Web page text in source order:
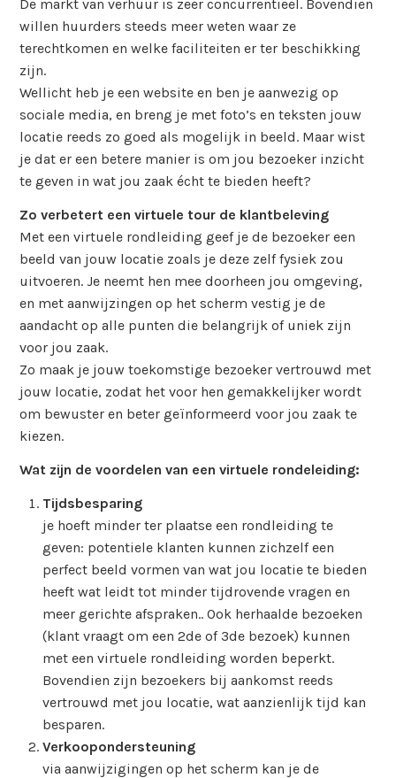
De markt van verhuur is zeer concurrentieel. Bovendien
willen huurders steeds meer weten waar ze
terechtkomen en welke faciliteiten er ter beschikking
zijn.
Wellicht heb je een website en ben je aanwezig op
sociale media, en breng je met foto’s en teksten jouw
locatie reeds zo goed als mogelijk in beeld. Maar wist
je dat er een betere manier is om jou bezoeker inzicht
te geven in wat jou zaak écht te bieden heeft?
Zo verbetert een virtuele tour de klantbeleving
Met een virtuele rondleiding geef je de bezoeker een
beeld van jouw locatie zoals je deze zelf fysiek zou
uitvoeren. Je neemt hen mee doorheen jou omgeving,
en met aanwijzingen op het scherm vestig je de
aandacht op alle punten die belangrijk of uniek zijn
voor jou zaak.
Zo maak je jouw toekomstige bezoeker vertrouwd met
jouw locatie, zodat het voor hen gemakkelijker wordt
om bewuster en beter geïnformeerd voor jou zaak te
kiezen.
Wat zijn de voordelen van een virtuele rondeleiding:
Tijdsbesparing
je hoeft minder ter plaatse een rondleiding te
geven: potentiele klanten kunnen zichzelf een
perfect beeld vormen van wat jou locatie te bieden
heeft wat leidt tot minder tijdrovende vragen en
meer gerichte afspraken.. Ook herhaalde bezoeken
(klant vraagt om een 2de of 3de bezoek) kunnen
met een virtuele rondleiding worden beperkt.
Bovendien zijn bezoekers bij aankomst reeds
vertrouwd met jou locatie, wat aanzienlijk tijd kan
besparen.
Verkoopondersteuning
via aanwijzigingen op het scherm kan je de